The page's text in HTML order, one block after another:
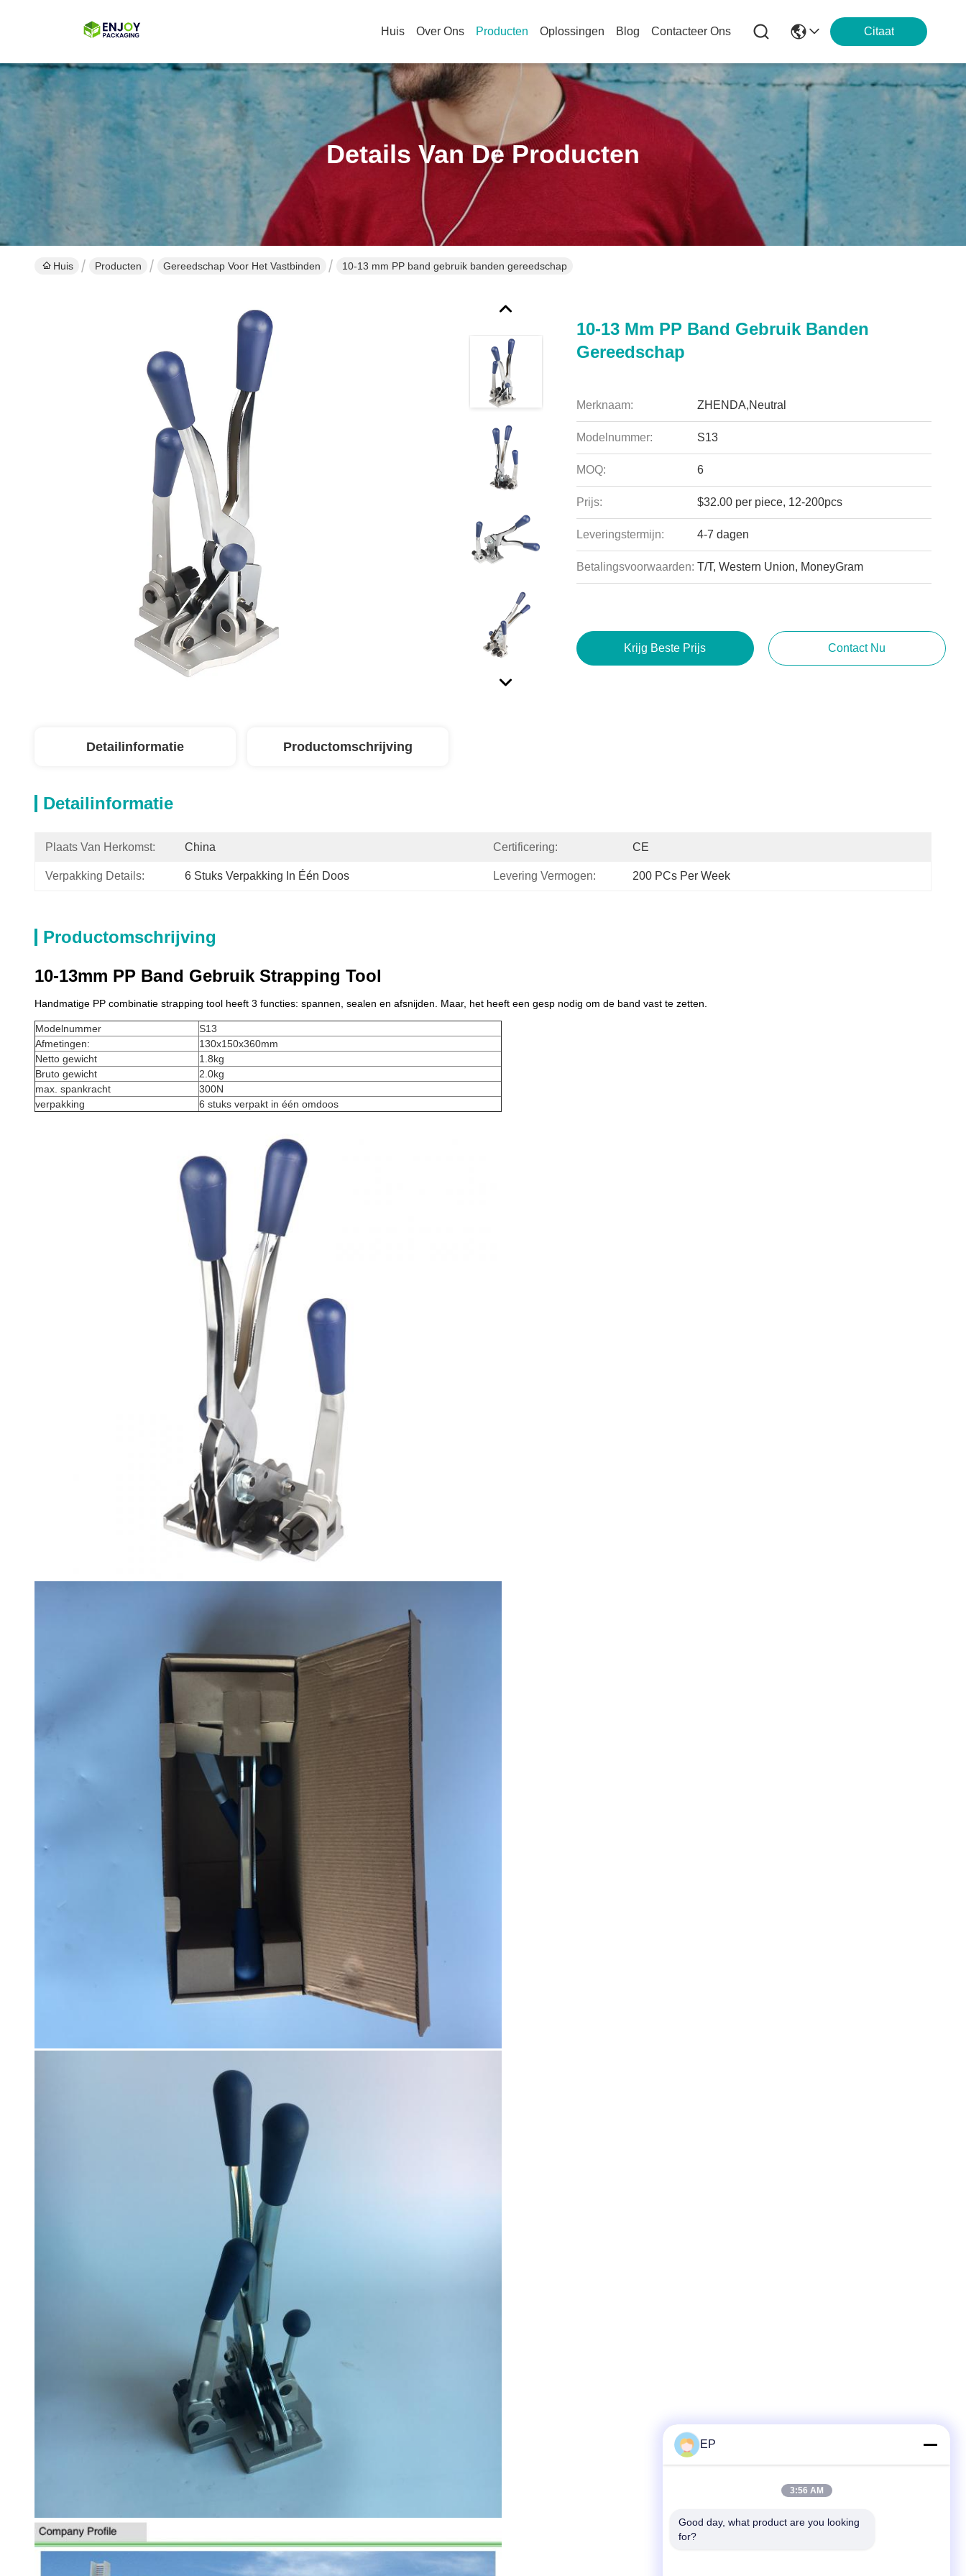
Huis Over Ons Producten Oplossingen Blog Contacteer Ons Citaat
Details Van De Producten
Huis Producten Gereedschap Voor Het Vastbinden 10-13 mm PP band gebruik banden gereedschap
10-13 Mm PP Band Gebruik Banden
Gereedschap
Merknaam: ZHENDA,Neutral
Modelnummer: S13
MOQ: 6
Prijs: $32.00 per piece, 12-200pcs
Leveringstermijn: 4-7 dagen
Betalingsvoorwaarden: T/T, Western Union, MoneyGram
Krijg Beste Prijs Contact Nu
Detailinformatie Productomschrijving
Detailinformatie
Plaats Van Herkomst: China Certificering: CE
Verpakking Details: 6 Stuks Verpakking In Één Doos Levering Vermogen: 200 PCs Per Week
Productomschrijving
10-13mm PP Band Gebruik Strapping Tool
Handmatige PP combinatie strapping tool heeft 3 functies: spannen, sealen en afsnijden. Maar, het heeft een gesp nodig om de band vast te zetten.
Modelnummer
S13
Afmetingen:
130x150x360mm
Netto gewicht
1.8kg
Bruto gewicht
2.0kg
max. spankracht
300N
verpakking
6 stuks verpakt in één omdoos
EP
3:56 AM
Good day, what product are you looking
for?